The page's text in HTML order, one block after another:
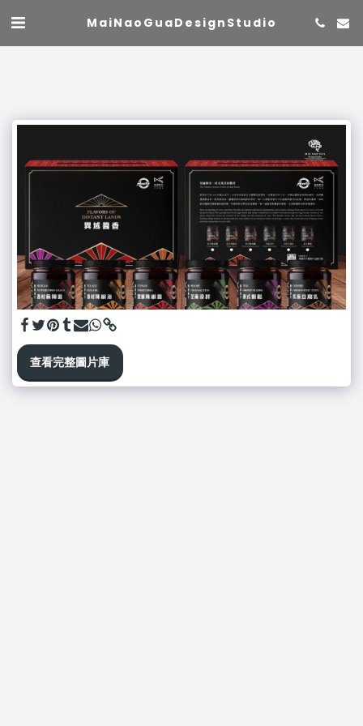
MaiNaoGuaDesignStudio
查看完整圖片庫